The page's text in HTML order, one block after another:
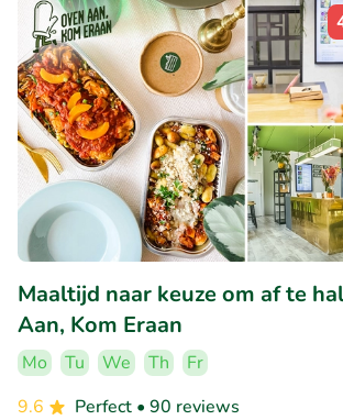
Maaltijd naar keuze om af te
Aan, Kom Eraan
Mo Tu We Th
Fr
9.6
Perfect • 90 reviews